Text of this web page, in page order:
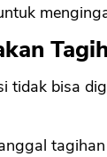
tidak bisa